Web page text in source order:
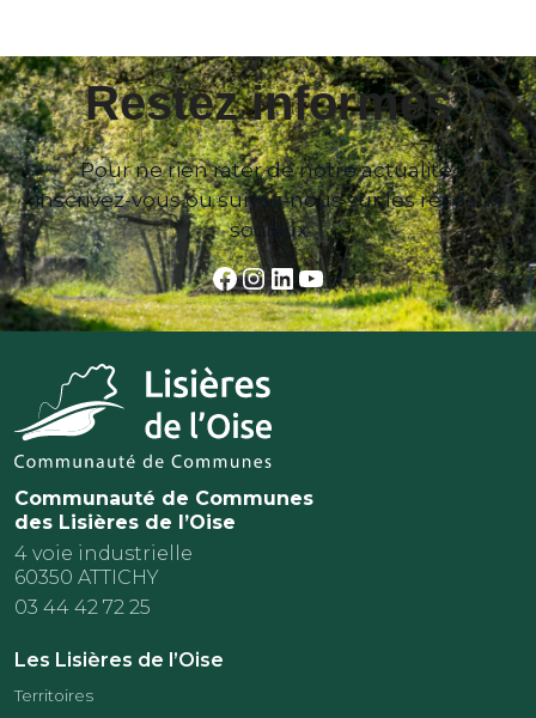
Restez informés
Pour ne rien rater de notre actualité,
inscrivez-vous ou suivez-nous sur les réseaux
sociaux
Facebook
Instagram
LinkedIn
YouTube
Communauté de Communes
des Lisières de l’Oise
4 voie industrielle
60350 ATTICHY
03 44 42 72 25
Les Lisières de l’Oise
Territoires